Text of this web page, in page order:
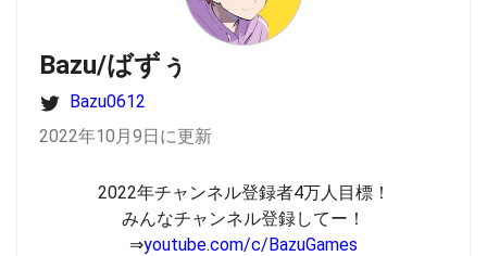
Bazu/ばずぅ
Bazu0612
2022年10月9日に更新
2022年チャンネル登録者4万人目標！
みんなチャンネル登録してー！
⇒youtube.com/c/BazuGames